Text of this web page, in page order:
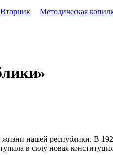
Методическая
нашей республики. В
в силу новая